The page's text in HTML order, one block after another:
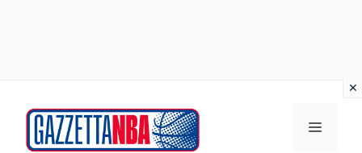
contenuto
MENU